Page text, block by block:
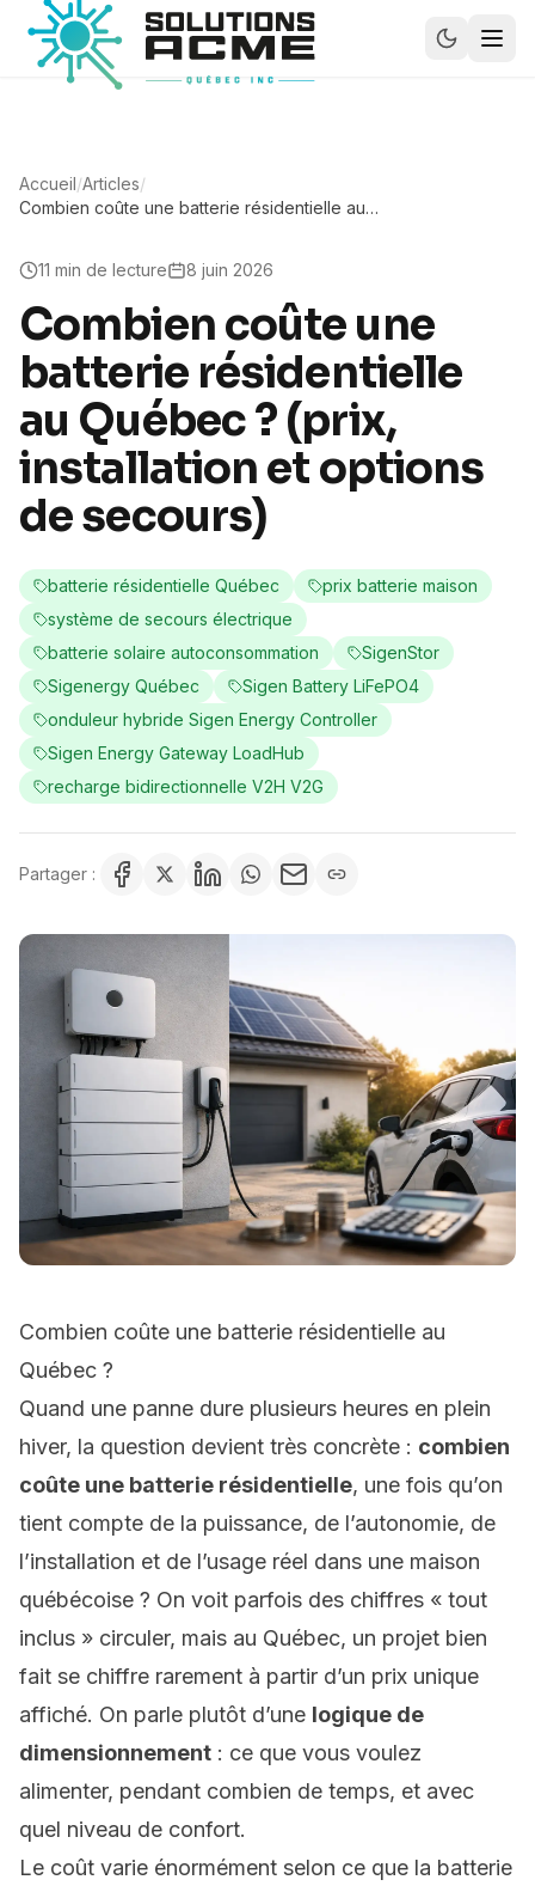
Accueil/Articles/
Combien coûte une batterie résidentielle au
11 min de lecture 8 juin 2026
Combien coûte une
batterie résidentielle
au Québec ? (prix,
installation et options
de secours)
batterie résidentielle Québec
prix batterie maison
système de secours électrique
batterie solaire autoconsommation
SigenStor
Sigenergy Québec
Sigen Battery LiFePO4
onduleur hybride Sigen Energy Controller
Sigen Energy Gateway LoadHub
recharge bidirectionnelle V2H V2G
Partager :
Combien coûte une batterie résidentielle au
Québec ?
Quand une panne dure plusieurs heures en plein
hiver, la question devient très concrète : combien
coûte une batterie résidentielle, une fois qu’on
tient compte de la puissance, de l’autonomie, de
l’installation et de l’usage réel dans une maison
québécoise ? On voit parfois des chiffres « tout
inclus » circuler, mais au Québec, un projet bien
fait se chiffre rarement à partir d’un prix unique
affiché. On parle plutôt d’une logique de
dimensionnement : ce que vous voulez
alimenter, pendant combien de temps, et avec
quel niveau de confort.
Le coût varie énormément selon ce que la batterie